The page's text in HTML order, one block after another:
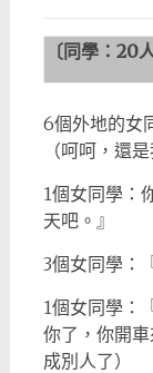
〔同學： 20
6個外地的女
（呵呵，還
1個女同學：
天吧。』
3個女同學：
1個女同學：
你了，你開
成別人了）